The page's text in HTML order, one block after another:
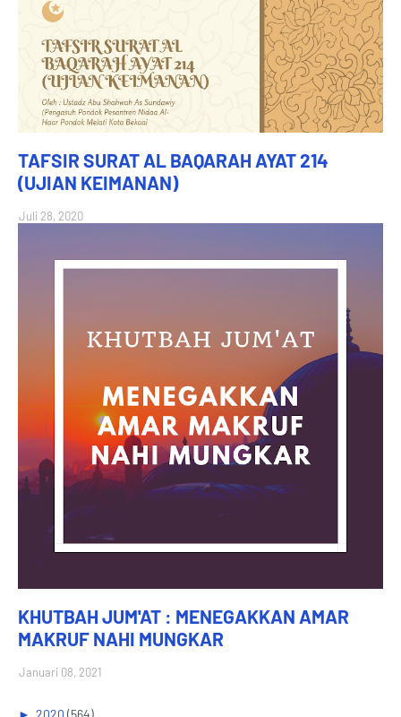
TAFSIR SURAT AL BAQARAH AYAT 214
(UJIAN KEIMANAN)
Juli 28, 2020
KHUTBAH JUM'AT : MENEGAKKAN AMAR
MAKRUF NAHI MUNGKAR
Januari 08, 2021
► 2020 (564)